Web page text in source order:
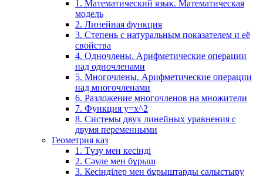
1. Математический язык. Математическая
модель
2. Линейная функция
3. Степень с натуральным показателем и её
свойства
4. Одночлены. Арифметические операции
над одночленами
5. Многочлены. Арифметические операции
над многочленами
6. Разложение многочленов на множители
7. Функция y=x^2
8. Системы двух линейных уравнения с
двумя переменными
Геометрия каз
1. Түзу мен кесінді
2. Сәуле мен бұрыш
3. Кесінділер мен бұрыштарды салыстыру